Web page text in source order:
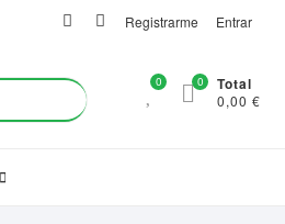
facebookinstagram
Registrarme Entrar
0 Total
0,00 €
0